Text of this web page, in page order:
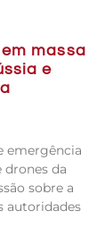
massa
e
emergência
drones da
sobre a
autoridades